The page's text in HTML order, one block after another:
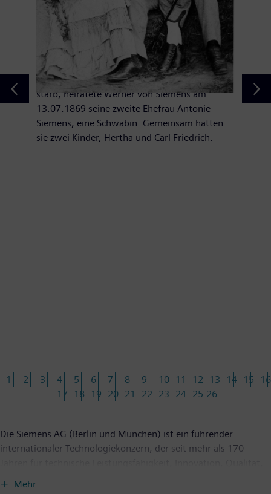
Werner von Siemens mit Frau
Antonie und Kindern
Nachdem seine erste Ehefrau, Mathilde
Drumann, bereits nach siebenjähriger Ehe
starb, heiratete Werner von Siemens am
13.07.1869 seine zweite Ehefrau Antonie
Siemens, eine Schwäbin. Gemeinsam hatten
sie zwei Kinder, Hertha und Carl Friedrich.
1 2 3 4 5 6 7 8 9 10 11 12 13 14 15
16
17
18 19 20 21 22 23 24 25 26
Die Siemens AG (Berlin und München) ist ein führender
internationaler Technologiekonzern, der seit mehr als 170
Mehr